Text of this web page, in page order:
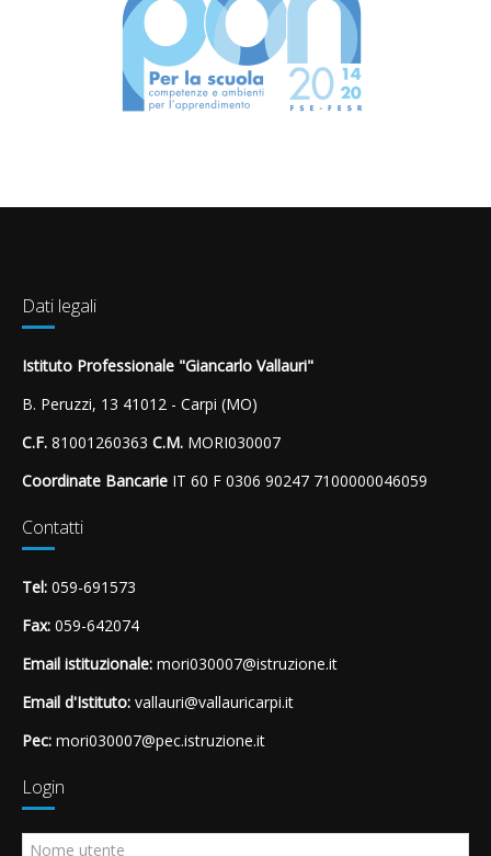
Dati legali
Istituto Professionale "Giancarlo Vallauri"
B. Peruzzi, 13 41012 - Carpi (MO)
C.F. 81001260363 C.M. MORI030007
Coordinate Bancarie IT 60 F 0306 90247 7100000046059
Contatti
Tel: 059-691573
Fax: 059-642074
Email istituzionale: mori030007@istruzione.it
Email d'Istituto: vallauri@vallauricarpi.it
Pec: mori030007@pec.istruzione.it
Login